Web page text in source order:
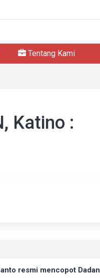
Tentang Kami
Katino :
resmi mencopot Dadan